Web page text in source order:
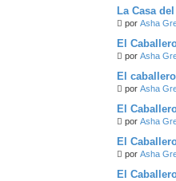
La Casa
por Asha
El
por Asha
El
por Asha
El
por Asha
El
por Asha
El